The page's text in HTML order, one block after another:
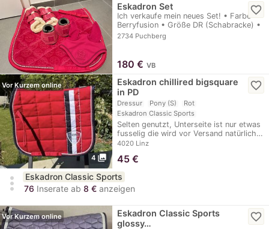
Eskadron Set
Ich verkaufe mein neues Set! • Farbe
Berryfusion • Größe DR (Schabracke) •
Größe S…
2734 Puchberg
favorite_border
180 € VB
4 photo_library
Vor Kurzem online
Eskadron chillired bigsquare
in PD
Dressur Pony (S)
Rot
Eskadron Classic Sports
Selten genutzt, Unterseite ist nur etwas
fusselig die wird vor Versand natürlich…
4020 Linz
favorite_border
45 €
more_vert
Eskadron Classic Sports
76 Inserate ab 8 € anzeigen
Vor Kurzem online
Eskadron Classic Sports
glossy…
favorite_border